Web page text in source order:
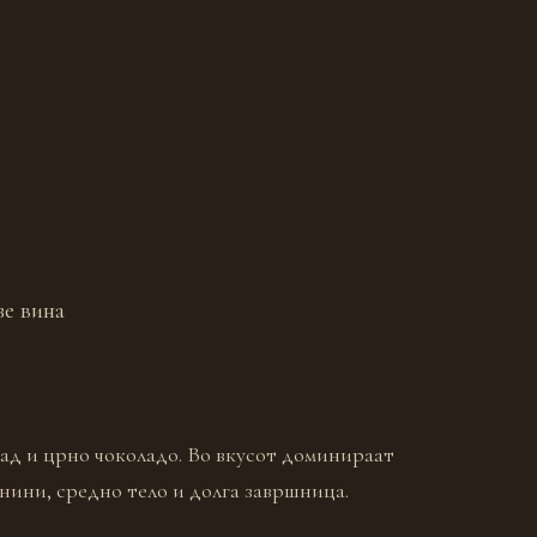
вина
и црно чоколадо. Во вкусот доминираат
средно тело и долга завршница.